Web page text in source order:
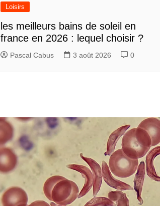
Loisirs
les meilleurs bains de soleil en
france en 2026 : lequel choisir ?
Pascal Cabus 3 août 2026 0